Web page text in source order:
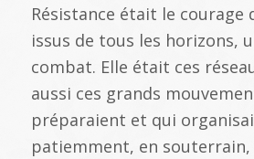
Résistance était le courage
issus de tous les horizons,
combat. Elle était ces
aussi ces grands
préparaient et qui
patiemment, en